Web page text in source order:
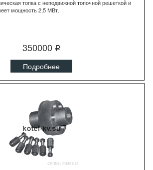
топка с неподвижной топочной решеткой и
мощность 2,5 МВт.
350000 q
Подробнее